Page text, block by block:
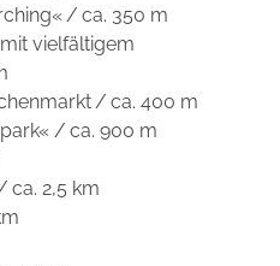
/ ca. 350 m
vielfältigem
/ ca. 400 m
/ ca. 900 m
ca. 2,5 km